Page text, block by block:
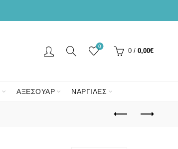
0
0 / 0,00€
ΑΞΕΣΟΥΑΡ ΝΑΡΓΙΛΕΣ